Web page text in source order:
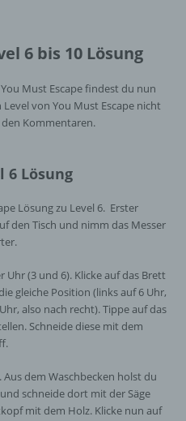
6 bis 10 Lösung
Must Escape findest du nun
von You Must Escape nicht
Kommentaren.
6 Lösung
Lösung zu Level 6. Erster
den Tisch und nimm das Messer
(3 und 6). Klicke auf das Brett
gleiche Position (links auf 6 Uhr,
also nach recht). Tippe auf das
Schneide diese mit dem
dem Waschbecken holst du
schneide dort mit der Säge
mit dem Holz. Klicke nun auf